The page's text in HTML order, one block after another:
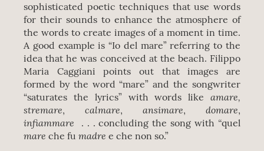
sophisticated poetic techniques that use words
for their sounds to enhance the atmosphere of
the words to create images of a moment in time.
A good example is “Io del mare” referring to the
idea that he was conceived at the beach. Filippo
Maria Caggiani points out that images are
formed by the word “mare” and the songwriter
“saturates the lyrics” with words like amare,
stremare,calmare, ansimare, domare,
infiammare . . . concluding the song with “quel
mareche fumadree che non so.”